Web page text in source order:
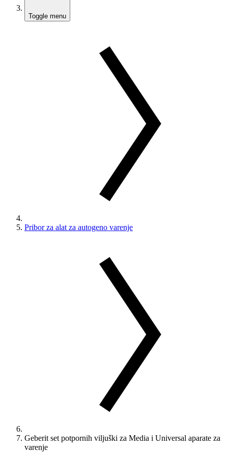
Toggle menu
Pribor za alat za autogeno varenje
Geberit set potpornih viljuški za Media i Universal aparate za
varenje